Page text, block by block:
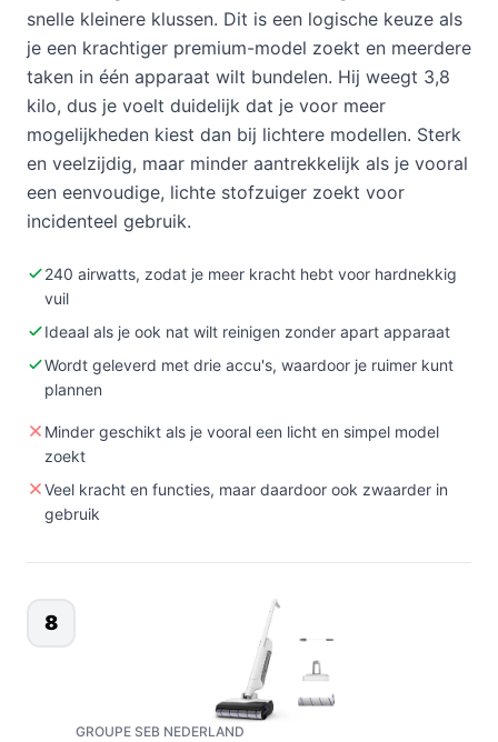
snelle kleinere klussen. Dit is een logische keuze als
je een krachtiger premium-model zoekt en meerdere
taken in één apparaat wilt bundelen. Hij weegt 3,8
kilo, dus je voelt duidelijk dat je voor meer
mogelijkheden kiest dan bij lichtere modellen. Sterk
en veelzijdig, maar minder aantrekkelijk als je vooral
een eenvoudige, lichte stofzuiger zoekt voor
incidenteel gebruik.
240 airwatts, zodat je meer kracht hebt voor hardnekkig
vuil
Ideaal als je ook nat wilt reinigen zonder apart apparaat
Wordt geleverd met drie accu's, waardoor je ruimer kunt
plannen
Minder geschikt als je vooral een licht en simpel model
zoekt
Veel kracht en functies, maar daardoor ook zwaarder in
gebruik
8
GROUPE SEB NEDERLAND